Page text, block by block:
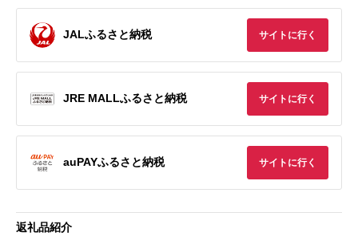
JALふるさと納税 サイトに行く
JRE MALLふるさと納税 サイトに行く
auPAYふるさと納税 サイトに行く
返礼品紹介